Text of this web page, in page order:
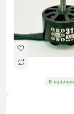
В наличии